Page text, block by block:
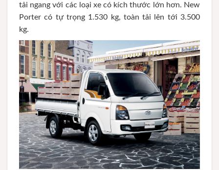
tải ngang với các loại xe có kích thước lớn hơn. New
Porter có tự trọng 1.530 kg, toàn tải lên tới 3.500
kg.